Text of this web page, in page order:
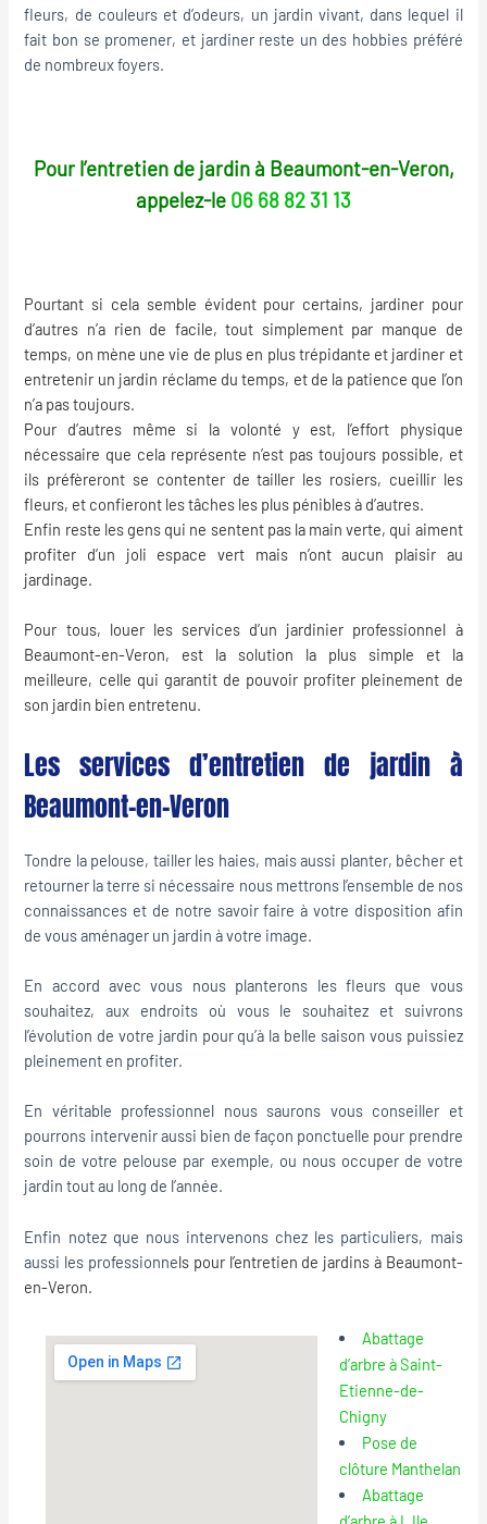
fleurs, de couleurs et d’odeurs, un jardin vivant, dans lequel il
fait bon se promener, et jardiner reste un des hobbies préféré
de nombreux foyers.
Pour l’entretien de jardin à Beaumont-en-Veron,
appelez-le 06 68 82 31 13
Pourtant si cela semble évident pour certains, jardiner pour
d’autres n’a rien de facile, tout simplement par manque de
temps, on mène une vie de plus en plus trépidante et jardiner et
entretenir un jardin réclame du temps, et de la patience que l’on
n’a pas toujours.
Pour d’autres même si la volonté y est, l’effort physique
nécessaire que cela représente n’est pas toujours possible, et
ils préfèreront se contenter de tailler les rosiers, cueillir les
fleurs, et confieront les tâches les plus pénibles à d’autres.
Enfin reste les gens qui ne sentent pas la main verte, qui aiment
profiter d’un joli espace vert mais n’ont aucun plaisir au
jardinage.
Pour tous, louer les services d’un jardinier professionnel à
Beaumont-en-Veron, est la solution la plus simple et la
meilleure, celle qui garantit de pouvoir profiter pleinement de
son jardin bien entretenu.
Les services d’entretien de jardin à
Beaumont-en-Veron
Tondre la pelouse, tailler les haies, mais aussi planter, bêcher et
retourner la terre si nécessaire nous mettrons l’ensemble de nos
connaissances et de notre savoir faire à votre disposition afin
de vous aménager un jardin à votre image.
En accord avec vous nous planterons les fleurs que vous
souhaitez, aux endroits où vous le souhaitez et suivrons
l’évolution de votre jardin pour qu’à la belle saison vous puissiez
pleinement en profiter.
En véritable professionnel nous saurons vous conseiller et
pourrons intervenir aussi bien de façon ponctuelle pour prendre
soin de votre pelouse par exemple, ou nous occuper de votre
jardin tout au long de l’année.
Enfin notez que nous intervenons chez les particuliers, mais
aussi les professionnels pour l’entretien de jardins à Beaumont-
en-Veron.
Abattage
d’arbre à Saint-
Etienne-de-
Chigny
Pose de
clôture Manthelan
Abattage